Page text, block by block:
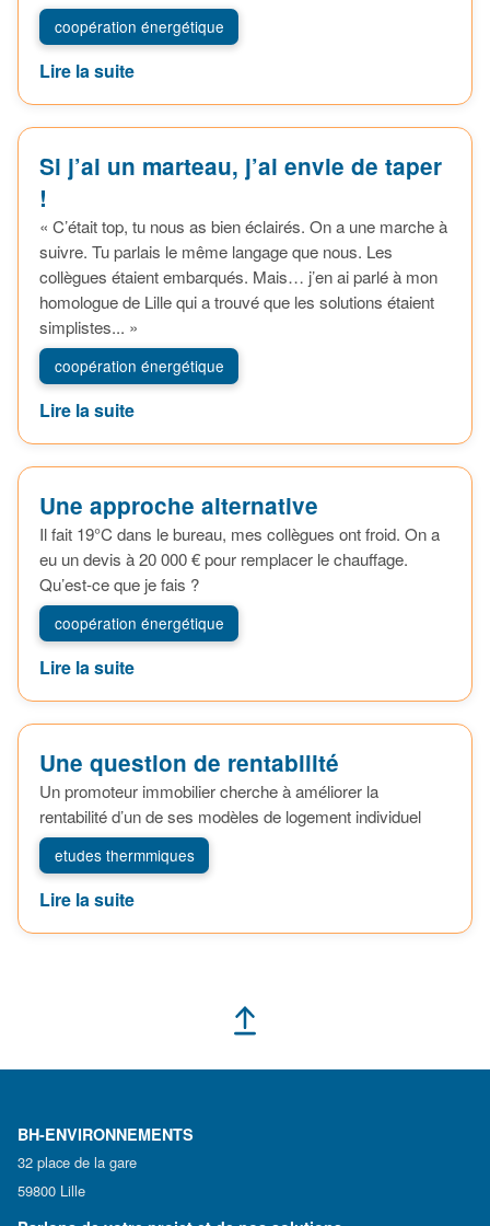
coopération énergétique
Lire la suite
Si j’ai un marteau, j’ai envie de taper
!
« C’était top, tu nous as bien éclairés. On a une marche à
suivre. Tu parlais le même langage que nous. Les
collègues étaient embarqués. Mais… j’en ai parlé à mon
homologue de Lille qui a trouvé que les solutions étaient
simplistes... »
coopération énergétique
Lire la suite
Une approche alternative
Il fait 19°C dans le bureau, mes collègues ont froid. On a
eu un devis à 20 000 € pour remplacer le chauffage.
Qu’est-ce que je fais ?
coopération énergétique
Lire la suite
Une question de rentabilité
Un promoteur immobilier cherche à améliorer la
rentabilité d’un de ses modèles de logement individuel
etudes thermmiques
Lire la suite
BH-ENVIRONNEMENTS
32 place de la gare
59800 Lille